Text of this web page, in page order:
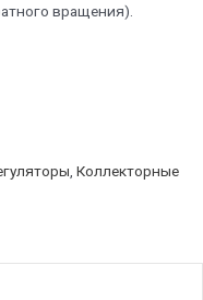
вращения).
, Коллекторные